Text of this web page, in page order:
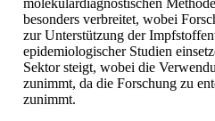
molekulardiagnostischen
besonders verbreitet, wobei
zur Unterstützung der
epidemiologischer Studien
Sektor steigt, wobei die
zunimmt, da die Forschung zu
zunimmt.